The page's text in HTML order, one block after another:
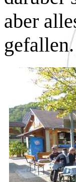
aber
gefallen.